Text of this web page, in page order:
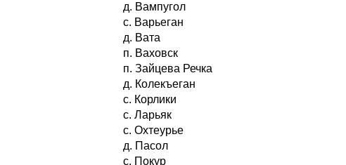
д. Вампугол
с. Варьеган
д. Вата
п. Ваховск
п. Зайцева Речка
д. Колекъеган
с. Корлики
с. Ларьяк
с. Охтеурье
д. Пасол
с. Покур